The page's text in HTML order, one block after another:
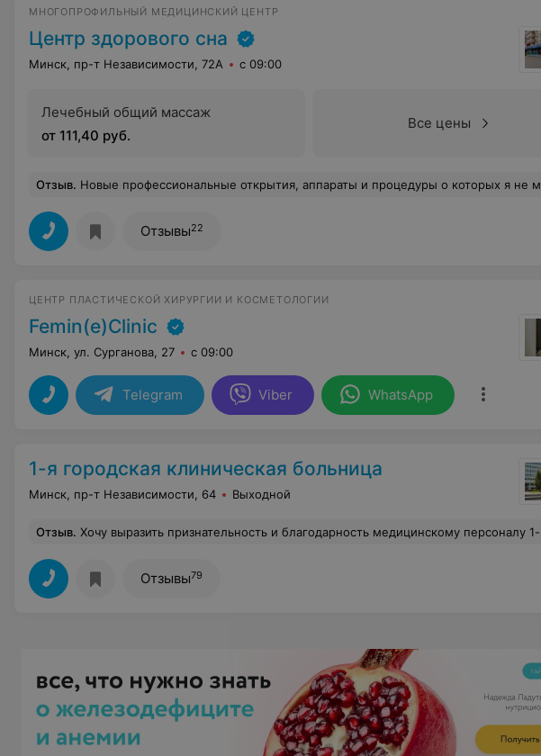
МНОГОПРОФИЛЬНЫЙ МЕДИЦИНСКИЙ ЦЕНТР
Центр здорового сна
Минск, пр-т Независимости, 72А с 09:00
Лечебный общий массаж
от 111,40 руб.
Все цены
Отзыв. Новые профессиональные открытия, аппараты и процедуры о которых я не мог мечтать в Европе по демократическим ценам. Я был на ТМС2 и хожу и рекомендую если у вас стресс и ваши нейросети вошли в режим депрессии и их нужно переключать на прекрасные фабричные настройки!
Отзывы22
ЦЕНТР ПЛАСТИЧЕСКОЙ ХИРУРГИИ И КОСМЕТОЛОГИИ
Femin(e)Clinic
Минск, ул. Сурганова, 27 с 09:00
Telegram Viber WhatsApp
1-я городская клиническая больница
Минск, пр-т Независимости, 64 Выходной
Отзыв. Хочу выразить признательность и благодарность медицинскому персоналу 1-ой городской клинической больницы г.Минска гинекологического отделения № 1 под руководством заведующей этого отделения врача-акушера-гинеколога Гладышевой Татьяны Никитичны.
Отзывы79